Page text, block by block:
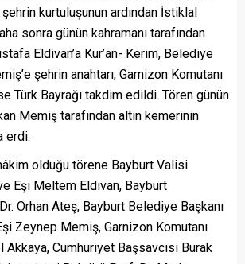
kurtuluşunun ardından İstiklal
sonra günün kahramanı tarafından
Eldivan’a Kur’an- Kerim, Belediye
şehrin anahtarı, Garnizon Komutanı
Türk Bayrağı takdim edildi. Tören günün
Memiş tarafından altın kemerinin
erdi.
olduğu törene Bayburt Valisi
Eşi Meltem Eldivan, Bayburt
Orhan Ateş, Bayburt Belediye Başkanı
Zeynep Memiş, Garnizon Komutanı
Akkaya, Cumhuriyet Başsavcısı Burak